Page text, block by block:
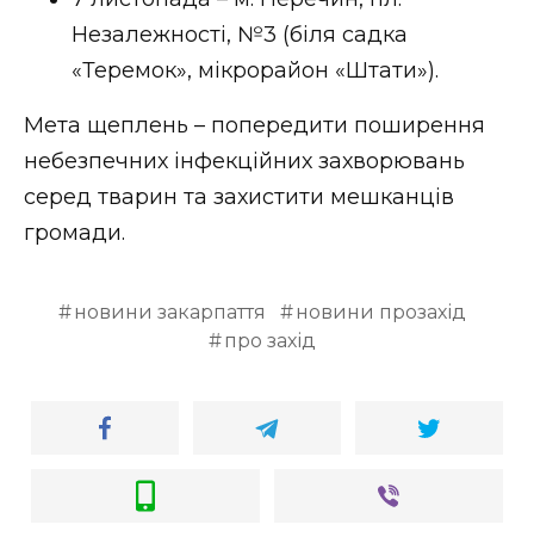
Незалежності, №3 (біля садка
«Теремок», мікрорайон «Штати»).
Мета щеплень – попередити поширення
небезпечних інфекційних захворювань
серед тварин та захистити мешканців
громади.
новини закарпаття
новини прозахід
про захід